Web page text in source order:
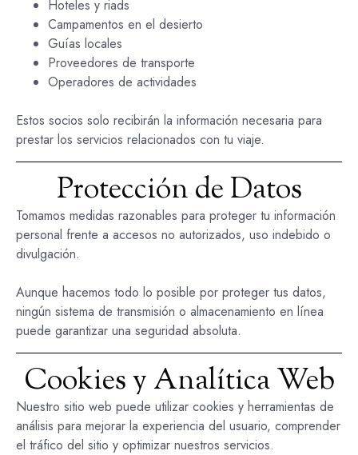
Hoteles y riads
Campamentos en el desierto
Guías locales
Proveedores de transporte
Operadores de actividades
Estos socios solo recibirán la información necesaria para
prestar los servicios relacionados con tu viaje.
Protección de Datos
Tomamos medidas razonables para proteger tu información
personal frente a accesos no autorizados, uso indebido o
divulgación.
Aunque hacemos todo lo posible por proteger tus datos,
ningún sistema de transmisión o almacenamiento en línea
puede garantizar una seguridad absoluta.
Cookies y Analítica Web
Nuestro sitio web puede utilizar cookies y herramientas de
análisis para mejorar la experiencia del usuario, comprender
el tráfico del sitio y optimizar nuestros servicios.